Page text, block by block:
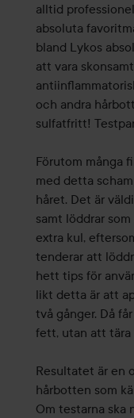
alltid
absoluta
bland Lykos
att vara
och andra
sulfatfritt!
Förutom många
med detta
håret. Det är
samt löddrar
extra kul,
tenderar att
hett tips för
likt detta är att
två gånger. Då
fett, utan att tära
Resultatet är en
hårbotten som
Om testarna ska